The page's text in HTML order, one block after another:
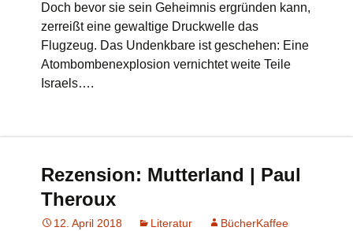
Doch bevor sie sein Geheimnis ergründen kann,
zerreißt eine gewaltige Druckwelle das
Flugzeug. Das Undenkbare ist geschehen: Eine
Atombombenexplosion vernichtet weite Teile
Israels….
Rezension: Mutterland | Paul
Theroux
12. April 2018 Literatur BücherKaffee